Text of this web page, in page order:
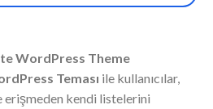
WordPress Theme
Teması ile kullanıcılar,
kendi listelerini